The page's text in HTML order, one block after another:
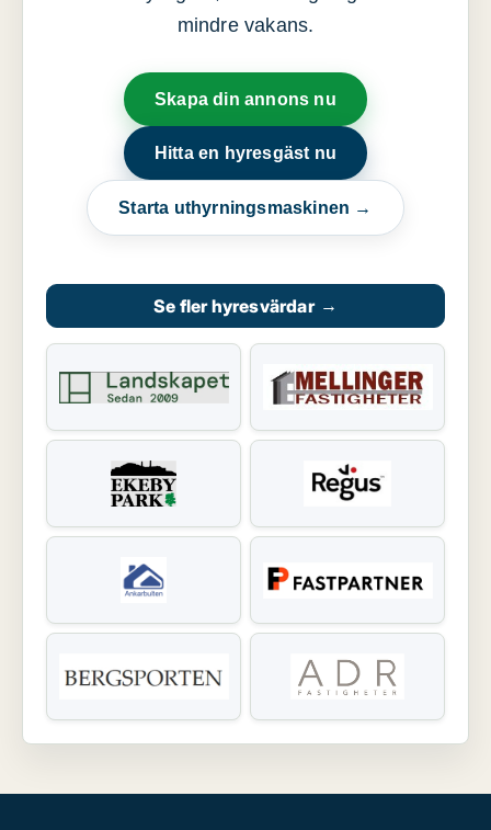
mindre vakans.
Skapa din annons nu
Hitta en hyresgäst nu
Starta uthyrningsmaskinen →
Se fler hyresvärdar →